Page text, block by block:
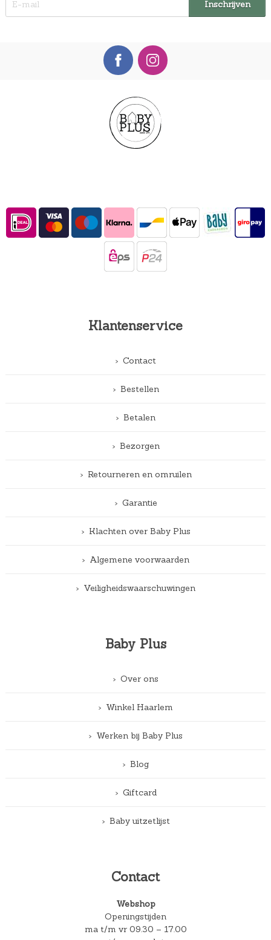
Klantenservice
Contact
Bestellen
Betalen
Bezorgen
Retourneren en omruilen
Garantie
Klachten over Baby Plus
Algemene voorwaarden
Veiligheidswaarschuwingen
Baby Plus
Over ons
Winkel Haarlem
Werken bij Baby Plus
Blog
Giftcard
Baby uitzetlijst
Contact
Webshop
Openingstijden
ma t/m vr 09.30 – 17.00